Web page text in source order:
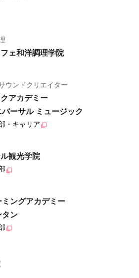
ェ和洋調理学院
ウンドクリエイター
アカデミー
ーサル ミュージック
・キャリア
観光学院
ングアカデミー
タン